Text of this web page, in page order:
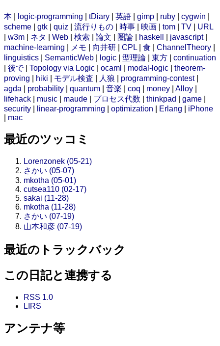
本 logic-programming tDiary 英語 gimp ruby cygwin
scheme
gtk quiz 流行りもの 時事 映画 tom TV
URL
w3m ネタ Web 検索 論文 圏論 haskell javascript|
machine-learning
メモ 向井研 CPL 食 ChannelTheory
linguistics
SemanticWeb logic 型理論 東方
continuation
後で| Topology via Logic ocaml modal-logic
theorem-
proving
hiki モデル検査 人狼 programming-contest|
agda
probability quantum 音楽 coq money Alloy
lifehack
music maude プロセス代数 thinkpad game
security
linear-programming optimization Erlang
iPhone
mac
最近のツッコミ
Lorenzonek (05-21)
さかい (05-07)
mkotha (05-01)
cutsea110 (02-17)
sakai (11-28)
mkotha (11-28)
さかい (07-19)
山本和彦 (07-19)
最近のトラックバック
この日記と連携する
RSS 1.0
LIRS
アンテナ等